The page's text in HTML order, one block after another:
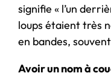
signifie « l’un
loups étaient très
en bandes,
Avoir un nom à